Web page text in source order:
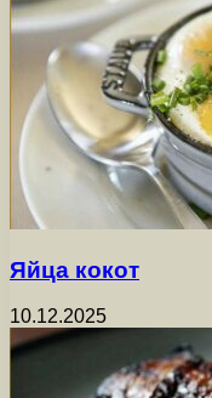
Яйца кокот
10.12.2025